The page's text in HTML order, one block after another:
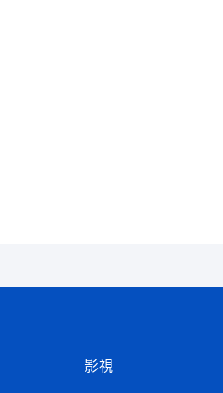
物。盡本分的受造之物是
影視